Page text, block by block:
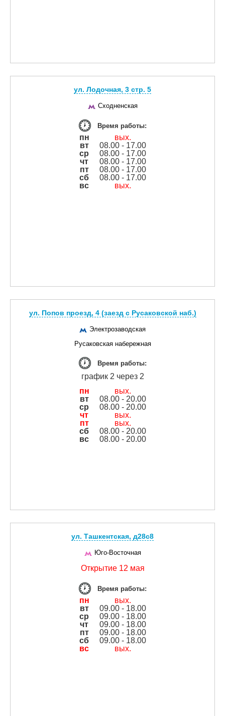
ул. Лодочная, 3 cтр. 5
Сходненская
Время работы:
пн
вых.
вт
08.00 - 17.00
ср
08.00 - 17.00
чт
08.00 - 17.00
пт
08.00 - 17.00
сб
08.00 - 17.00
вс
вых.
ул. Попов проезд, 4 (заезд с Русаковской наб.)
Электрозаводская
Русаковская набережная
Время работы:
график 2 через 2
пн
вых.
вт
08.00 - 20.00
ср
08.00 - 20.00
чт
вых.
пт
вых.
сб
08.00 - 20.00
вс
08.00 - 20.00
ул. Ташкентская, д28с8
Юго-Восточная
Открытие 12 мая
Время работы:
пн
вых.
вт
09.00 - 18.00
ср
09.00 - 18.00
чт
09.00 - 18.00
пт
09.00 - 18.00
сб
09.00 - 18.00
вс
вых.